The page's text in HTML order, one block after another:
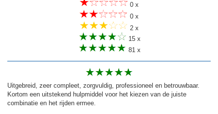
0 x
0 x
2 x
15 x
81 x
Uitgebreid, zeer compleet, zorgvuldig, professioneel en betrouwbaar.
Kortom een uitstekend hulpmiddel voor het kiezen van de juiste
combinatie en het rijden ermee.